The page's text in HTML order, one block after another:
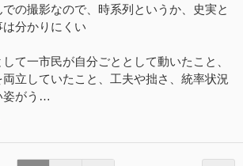
の撮影なので、時系列というか、史実と
は分かりにくい
て一市民が自分ごととして動いたこと、
立していたこと、工夫や拙さ、統率状況
姿がう…